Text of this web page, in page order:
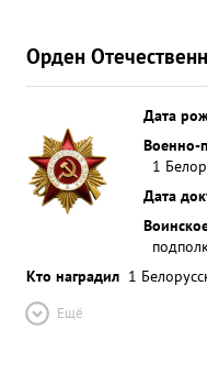
Орден
Дата
Военно-
1
Дата
Кто наградил 1
Ещё